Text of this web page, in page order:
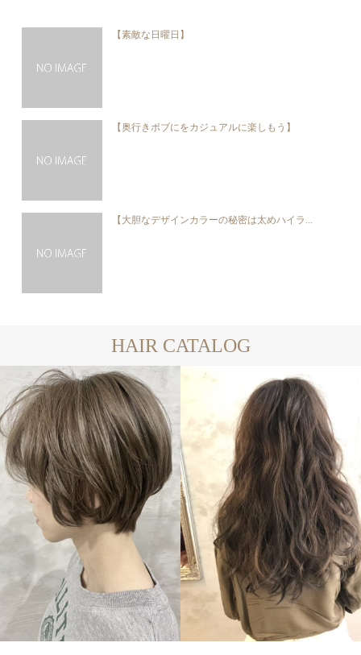
【素敵な日曜日】
【奥行きボブにをカジュアルに楽しもう】
【大胆なデザインカラーの秘密は太めハイラ...
HAIR CATALOG
LONG